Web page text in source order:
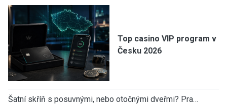
Top casino VIP program v
Česku 2026
Šatní skříň s posuvnými, nebo otočnými dveřmi? Pra…